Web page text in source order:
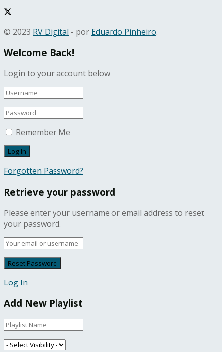
© 2023 RV Digital - por Eduardo Pinheiro.
Welcome Back!
Login to your account below
Remember Me
Forgotten Password?
Retrieve your password
Please enter your username or email address to reset
your password.
Log In
Add New Playlist